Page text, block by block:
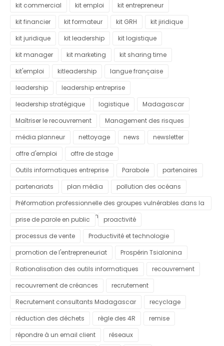
kit commercial
kit emploi
kit entrepreneur
kit financier
kit formateur kit GRH
kit jiridique
kit juridique
kit leadership
kit logistique
kit manager
kit marketing
kit sharing time
kit'emploi
kitleadership
langue française
leadership
leadership entreprise
leadership stratégique
logistique
Madagascar
Maîtriser le recouvrement
Management des risques
média planneur
nettoyage news
newsletter
offre d'emploi
offre de stage
Outils informatiques entreprise
Parabole
partenaires
partenariats
plan média
pollution des océans
Préformation professionnelle des groupes vulnérables dans la
commune urbaine d'Antananarivo
prise de parole en public
proactivité
processus de vente
Productivité et technologie
promotion de l'entrepreneuriat
Prospérin Tsialonina
Rationalisation des outils informatiques
recouvrement
recouvrement de créances
recrutement
Recrutement consultants Madagascar
recyclage
réduction des déchets
règle des 4R
remise
répondre à un email client
réseaux